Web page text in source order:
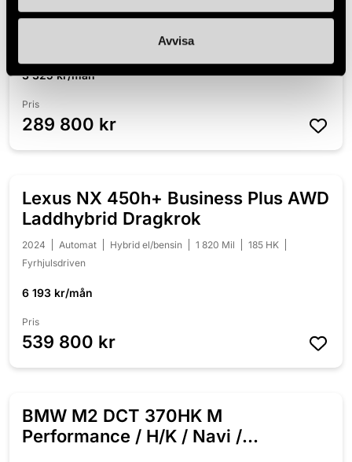
Avvisa
8 910 Mil
3 325 kr/mån
Pris
289 800 kr
NYINKOMMEN
Lexus NX 450h+ Business Plus AWD
Laddhybrid Dragkrok
2024 Automat Hybrid el/bensin 1 820 Mil
185 HK
Fyrhjulsdriven
6 193 kr/mån
Pris
539 800 kr
BMW M2 DCT 370HK M
Performance / H/K / Navi /